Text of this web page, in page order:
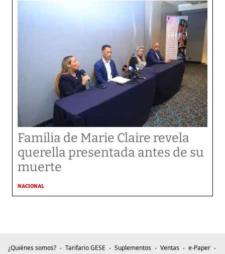
Familia de Marie Claire revela
querella presentada antes de su
muerte
NACIONAL
¿Quiénes somos? Tarifario GESE Suplementos Ventas
e-Paper